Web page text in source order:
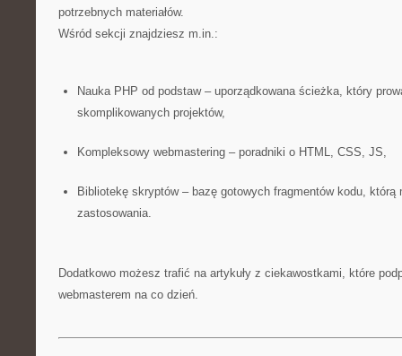
potrzebnych materiałów.
Wśród sekcji znajdziesz m.in.:
Nauka PHP od podstaw – uporządkowana ścieżka, który
skomplikowanych projektów,
Kompleksowy webmastering – poradniki o HTML, CSS, JS,
Bibliotekę skryptów – bazę gotowych fragmentów kodu, którą
zastosowania.
Dodatkowo możesz trafić na artykuły z ciekawostkami, które
webmasterem na co dzień.